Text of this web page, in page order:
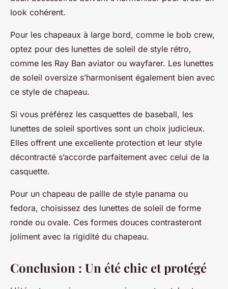
look cohérent.
Pour les chapeaux à large bord, comme le bob crew,
optez pour des lunettes de soleil de style rétro,
comme les Ray Ban aviator ou wayfarer. Les lunettes
de soleil oversize s’harmonisent également bien avec
ce style de chapeau.
Si vous préférez les casquettes de baseball, les
lunettes de soleil sportives sont un choix judicieux.
Elles offrent une excellente protection et leur style
décontracté s’accorde parfaitement avec celui de la
casquette.
Pour un chapeau de paille de style panama ou
fedora, choisissez des lunettes de soleil de forme
ronde ou ovale. Ces formes douces contrasteront
joliment avec la rigidité du chapeau.
Conclusion : Un été chic et protégé